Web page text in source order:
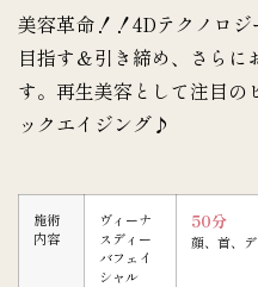
美容革命！！4Dテクノロ
目指す＆引き締め、さらに
す。再生美容として注目
ックエイジング♪
施術
内容
ヴィーナ
スディー
バフェイ
シャル
50分
顔、首、